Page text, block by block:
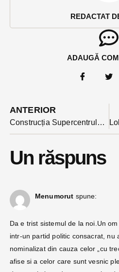
REDACTAT
ADAUGĂ
ANTERIOR
Construcția Supercentrului intermodal ar da peste cap, pe termen lung, un sfert din Bistrița
Un răspuns
Menumorut spune:
Da e trist sistemul de la noi.Un
intr-un partid politic consacrat, nu
nominalizat din cauza celor „cu
afise si a celor care sunt vesnic